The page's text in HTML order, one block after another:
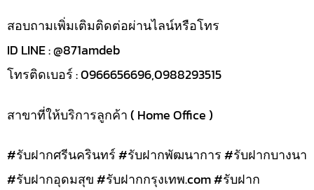
สอบถามเพิ่มเติมติดต่อผ่านไลน์หรือโทร
ID LINE : @871amdeb
โทรติดเบอร์ : 0966656696,0988293515
สาขาที่ให้บริการลูกค้า ( Home Office )
#รับฝากศรีนครินทร์ #รับฝากพัฒนาการ #รับฝากบางนา
#รับฝากอุดมสุข #รับฝากกรุงเทพ.com #รับฝาก